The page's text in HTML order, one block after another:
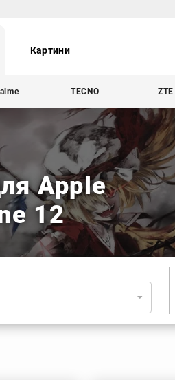
Картини
TECNO ZTE
Apple
12